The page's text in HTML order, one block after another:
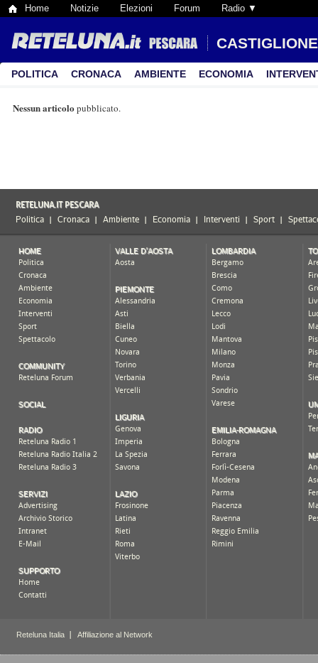
Home Notizie Elezioni Forum Radio ▼
POLITICA CRONACA AMBIENTE ECONOMIA
Nessun articolo pubblicato.